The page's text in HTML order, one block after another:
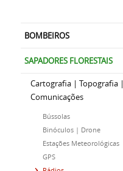
BOMBEIROS
SAPADORES FLORESTAIS
Cartografia | Topografia |
Comunicações
Bússolas
Binóculos | Drone
Estações Meteorológicas
GPS